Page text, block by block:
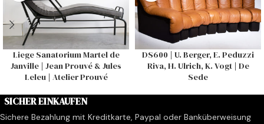
Liege Sanatorium Martel de
Janville | Jean Prouvé & Jules
Leleu | Atelier Prouvé
DS600 | U. Berger, E. Peduzzi
Riva, H. Ulrich, K. Vogt | De
Sede
SICHER EINKAUFEN
Sichere Bezahlung mit Kreditkarte, Paypal oder Banküberweisung